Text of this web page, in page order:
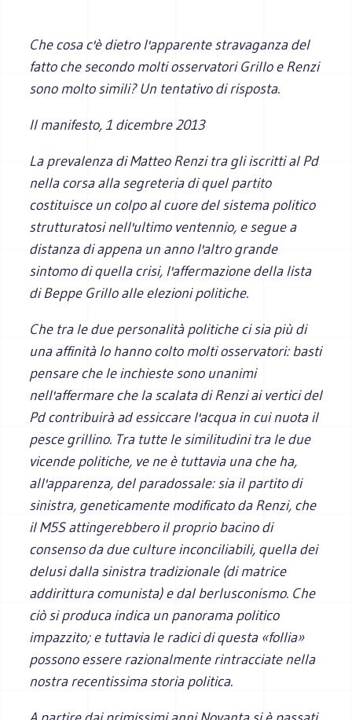
Che cosa c'è dietro l'apparente stravaganza del
fatto che secondo molti osservatori Grillo e Renzi
sono molto simili? Un tentativo di risposta.
Il manifesto, 1 dicembre 2013
La prevalenza di Matteo Renzi tra gli iscritti al Pd
nella corsa alla segreteria di quel partito
costituisce un colpo al cuore del sistema politico
strutturatosi nell'ultimo ventennio, e segue a
distanza di appena un anno l'altro grande
sintomo di quella crisi, l'affermazione della lista
di Beppe Grillo alle elezioni politiche.
Che tra le due personalità politiche ci sia più di
una affinità lo hanno colto molti osservatori: basti
pensare che le inchieste sono unanimi
nell'affermare che la scalata di Renzi ai vertici del
Pd contribuirà ad essiccare l'acqua in cui nuota il
pesce grillino. Tra tutte le similitudini tra le due
vicende politiche, ve ne è tuttavia una che ha,
all'apparenza, del paradossale: sia il partito di
sinistra, geneticamente modificato da Renzi, che
il M5S attingerebbero il proprio bacino di
consenso da due culture inconciliabili, quella dei
delusi dalla sinistra tradizionale (di matrice
addirittura comunista) e dal berlusconismo. Che
ciò si produca indica un panorama politico
impazzito; e tuttavia le radici di questa «follia»
possono essere razionalmente rintracciate nella
nostra recentissima storia politica.